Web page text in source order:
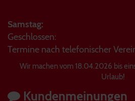
Samstag:
Geschlossen:
Termine nach telefonischer
Wir machen vom 18.04.2026 bis
Urlaub!
Kundenmeinungen